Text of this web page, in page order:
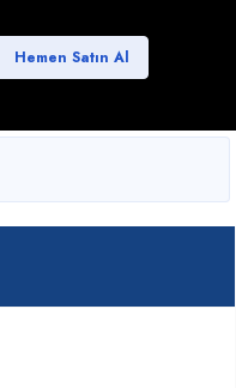
Hemen Satın Al